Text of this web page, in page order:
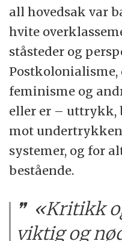
all hovedsak var
hvite
ståsteder og
feminisme og
eller er – uttrykk,
mot
systemer, og for
bestående.
«Kritikk
viktig og